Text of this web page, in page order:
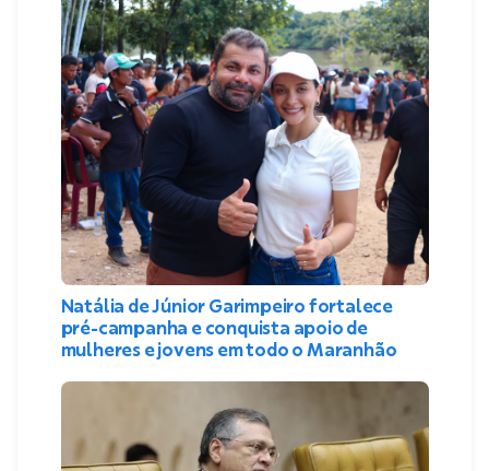
Natália de Júnior Garimpeiro fortalece
pré-campanha e conquista apoio de
mulheres e jovens em todo o Maranhão